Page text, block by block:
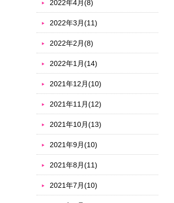
2022年4月(8)
2022年3月(11)
2022年2月(8)
2022年1月(14)
2021年12月(10)
2021年11月(12)
2021年10月(13)
2021年9月(10)
2021年8月(11)
2021年7月(10)